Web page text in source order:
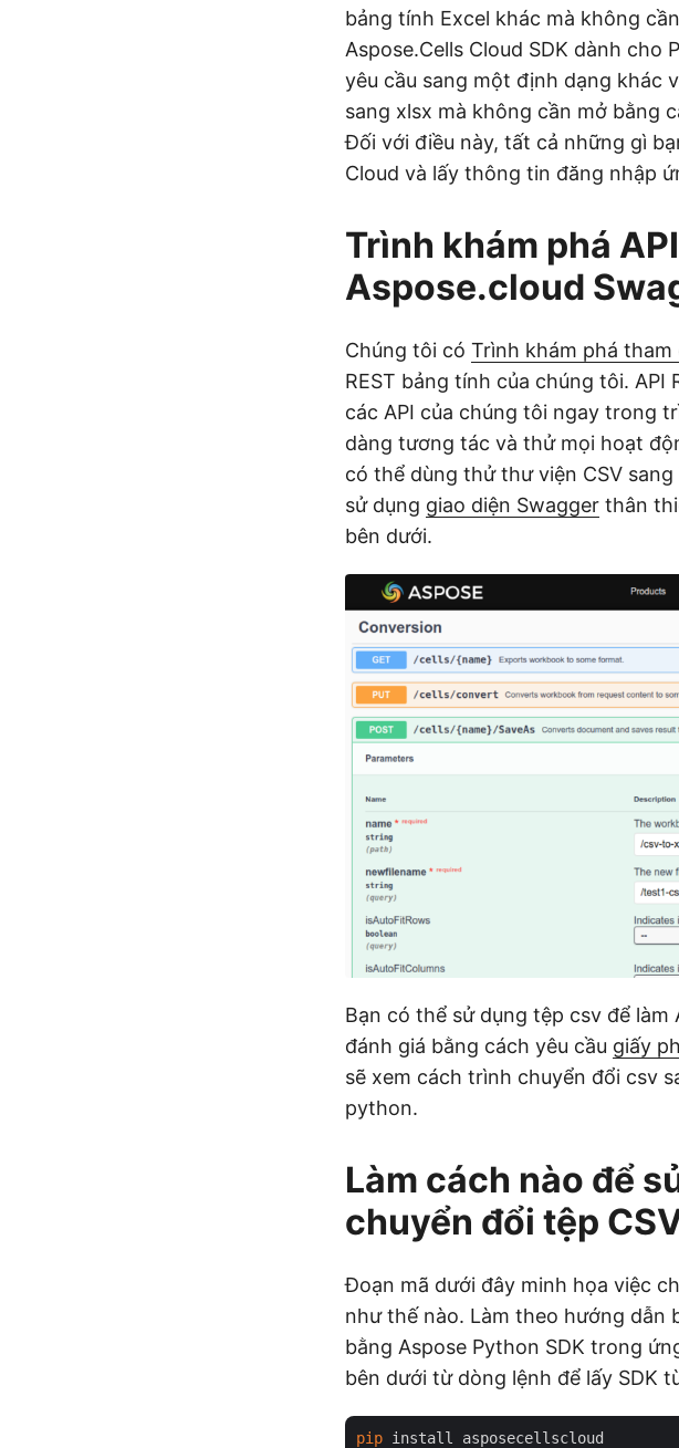
bảng tính Excel khác mà không
Aspose.Cells Cloud SDK dành
yêu cầu sang một định dạng khác
sang xlsx mà không cần mở bằng
Đối với điều này, tất cả những gì
Cloud và lấy thông tin đăng nhập
Trình khám phá
Aspose.cloud
Chúng tôi có Trình khám phá tham
REST bảng tính của chúng tôi.
các API của chúng tôi ngay trong
dàng tương tác và thử mọi hoạt
có thể dùng thử thư viện CSV
sử dụng giao diện Swagger thân
bên dưới.
Bạn có thể sử dụng tệp csv để
đánh giá bằng cách yêu cầu giấy
sẽ xem cách trình chuyển đổi csv
python.
Làm cách nào để
chuyển đổi tệp
Đoạn mã dưới đây minh họa việc
như thế nào. Làm theo hướng dẫn
bằng Aspose Python SDK trong
bên dưới từ dòng lệnh để lấy SDK
pip